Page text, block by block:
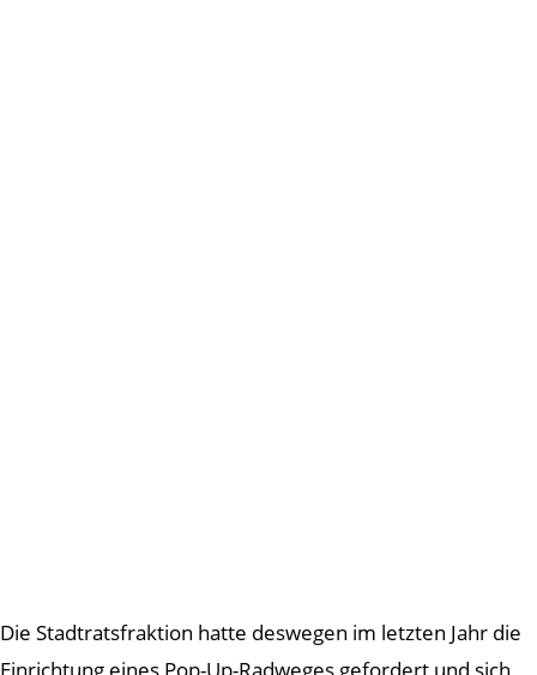
Die Stadtratsfraktion hatte deswegen im letzten Jahr die
Einrichtung eines Pop-Up-Radweges gefordert und sich